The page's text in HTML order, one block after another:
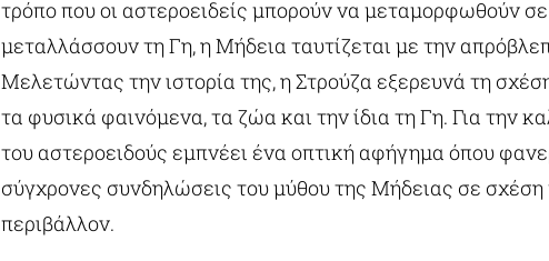
τρόπο που οι αστεροειδείς μπορούν να μεταμορφωθούν
μεταλλάσσουν τη Γη, η Μήδεια ταυτίζεται με την
Μελετώντας την ιστορία της, η Στρούζα εξερευνά τη
τα φυσικά φαινόμενα, τα ζώα και την ίδια τη Γη. Για την
του αστεροειδούς εμπνέει ένα οπτική αφήγημα όπου
σύγχρονες συνδηλώσεις του μύθου της Μήδειας σε σχέση
περιβάλλον.